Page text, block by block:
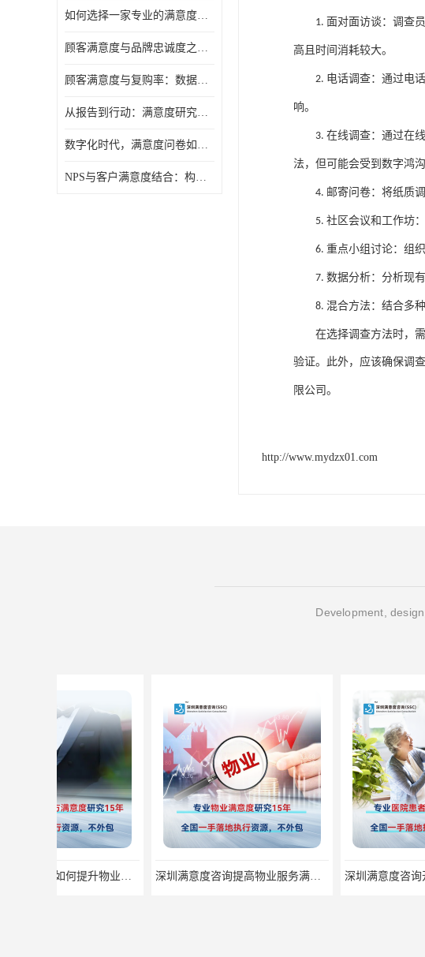
如何选择一家专业的满意度调研公司
顾客满意度与品牌忠诚度之间，隔着一层"体验管理"
顾客满意度与复购率：数据背后的商业逻辑
从报告到行动：满意度研究的落地之道
数字化时代，满意度问卷如何与时俱进
NPS与客户满意度结合：构建更完整的忠诚度调查预测模型
1. 面对面访谈：调查
高且时间消耗较大。
2. 电话调查：通过电
响。
3. 在线调查：通过在
法，但可能会受到数字鸿
4. 邮寄问卷：将纸质
5. 社区会议和工作坊
6. 重点小组讨论：组
7. 数据分析：分析现
8. 混合方法：结合多
在选择调查方法时，
验证。此外，应该确保调
限公司。
http://www.mydzx01.com
Development,
深圳满意度咨询提高物业服务满意度调查方案 深圳满意度咨询开展医药公司顾客满意度调查